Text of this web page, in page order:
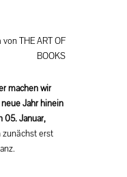
THE ART OF
BOOKS
machen wir
Jahr hinein
05. Januar,
erst